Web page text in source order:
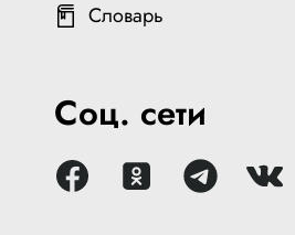
Словарь
Соц. сети